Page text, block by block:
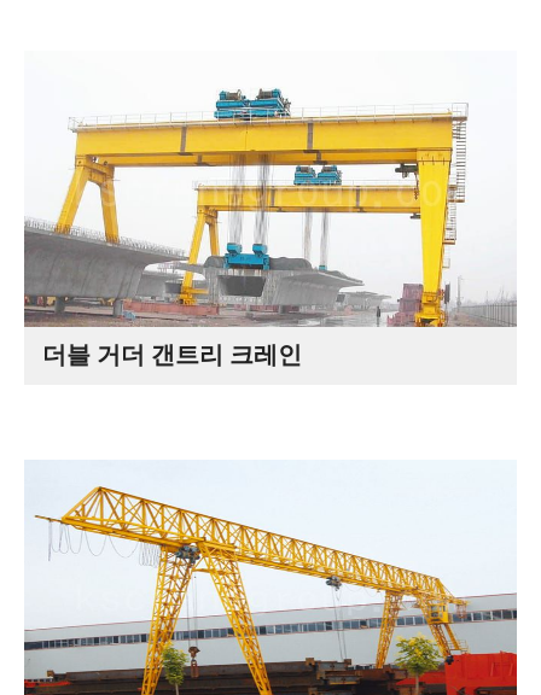
더블 거더 갠트리 크레인